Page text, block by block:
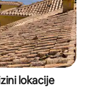
lokacije